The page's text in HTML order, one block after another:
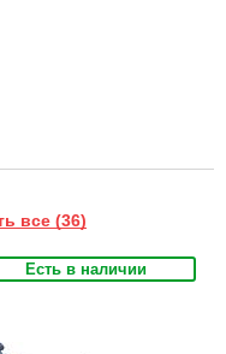
все (36)
Есть в наличии